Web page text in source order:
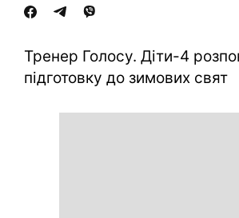
Тренер Голосу. Діти-4
підготовку до зимових свят